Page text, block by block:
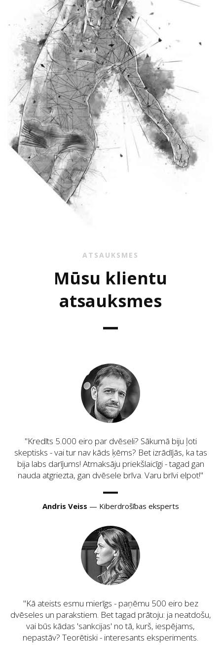
ATSAUKSMES
Mūsu klientu
atsauksmes
Kredīts 5.000 eiro par dvēseli? Sākumā biju ļoti
skeptisks - vai tur nav kāds ķēms? Bet izrādījās, ka tas
bija labs darījums! Atmaksāju priekšlaicīgi - tagad gan
nauda atgriezta, gan dvēsele brīva. Varu brīvi elpot!
Andris Veiss — Kiberdrošības eksperts
Kā ateists esmu mierīgs - paņēmu 500 eiro bez
dvēseles un parakstiem. Bet tagad prātoju: ja neatdošu,
vai būs kādas 'sankcijas' no tā, kurš, iespējams,
nepastāv? Teorētiski - interesants eksperiments.